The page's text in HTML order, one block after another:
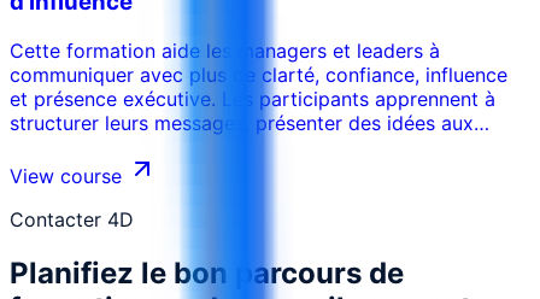
Cette formation aide les managers et leaders à
communiquer avec plus de clarté, confiance, influence
et présence exécutive. Les participants apprennent à
structurer leurs messages, présenter des idées aux
les questions, communiquer sous pression et renforcer
View course
Contacter 4D
Planifiez le bon parcours de